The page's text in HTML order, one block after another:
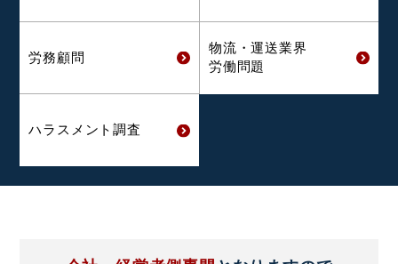
労務顧問
物流・運送業界
労働問題
ハラスメント調査